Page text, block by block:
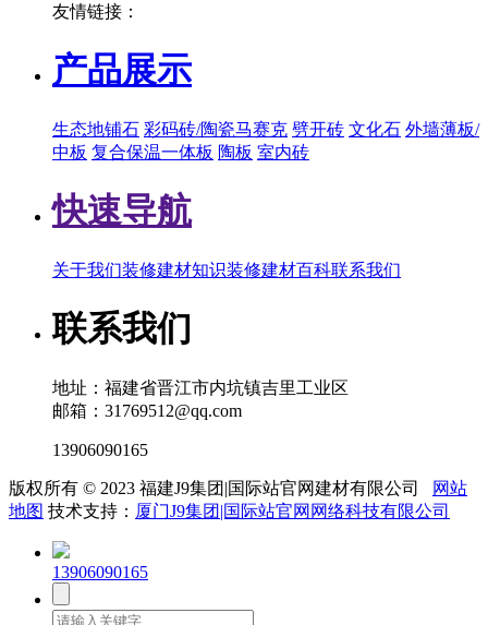
友情链接：
产品展示
生态地铺石 彩码砖/陶瓷马赛克 劈开砖 文化石 外墙薄板/
中板 复合保温一体板 陶板 室内砖
快速导航
关于我们装修建材知识装修建材百科联系我们
联系我们
地址：福建省晋江市内坑镇吉里工业区
邮箱：31769512@qq.com
13906090165
版权所有 © 2023 福建J9集团|国际站官网建材有限公司
网站
地图 技术支持： 厦门J9集团|国际站官网网络科技有限公司
13906090165